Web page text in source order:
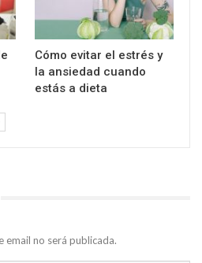
Cómo evitar el estrés y
la ansiedad cuando
estás a dieta
email no será publicada.